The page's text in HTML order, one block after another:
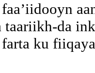
taariikh-da
ku